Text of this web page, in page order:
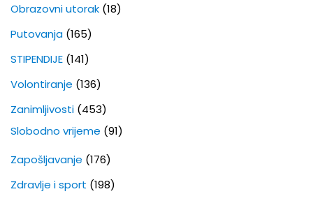
Obrazovni utorak (18)
Putovanja (165)
STIPENDIJE (141)
Volontiranje (136)
Zanimljivosti (453)
Slobodno vrijeme (91)
Zapošljavanje (176)
Zdravlje i sport (198)